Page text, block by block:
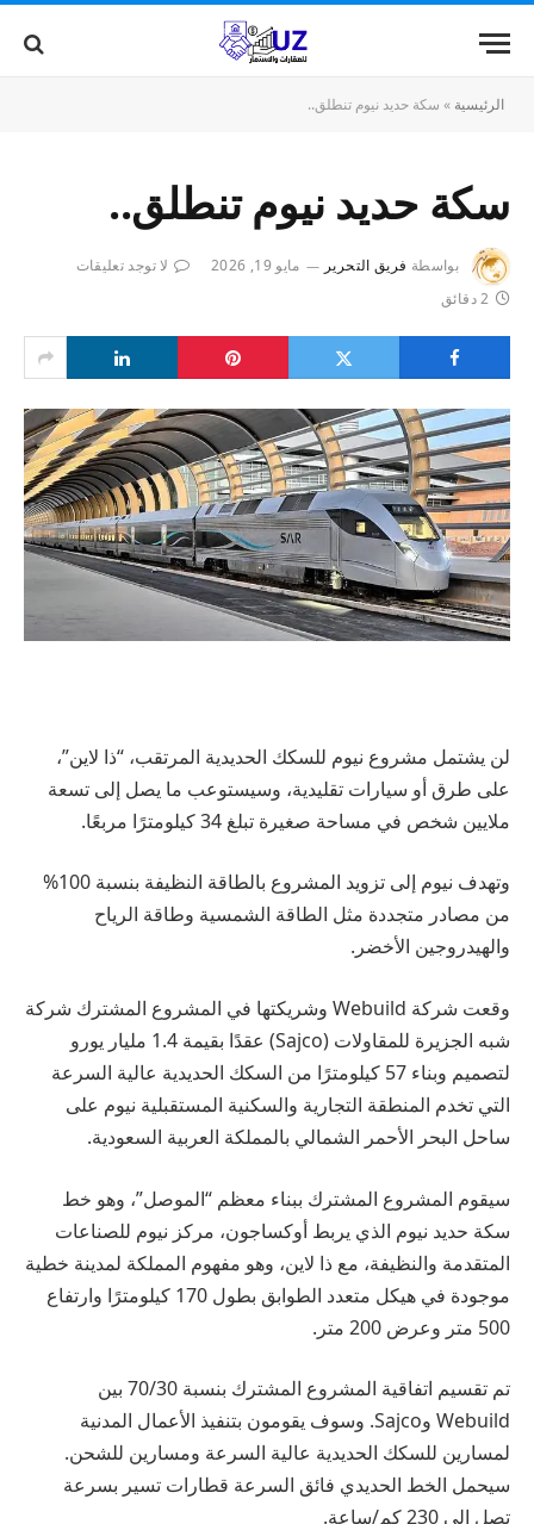
الرئيسية » سكة حديد نيوم تنطلق..
سكة حديد نيوم تنطلق..
بواسطة فريق التحرير مايو 19, 2026
لا توجد تعليقات
2 دقائق
لن يشتمل مشروع نيوم للسكك الحديدية المرتقب، “ذا لاين”،
على طرق أو سيارات تقليدية، وسيستوعب ما يصل إلى تسعة
ملايين شخص في مساحة صغيرة تبلغ 34 كيلومترًا مربعًا.
وتهدف نيوم إلى تزويد المشروع بالطاقة النظيفة بنسبة 100%
من مصادر متجددة مثل الطاقة الشمسية وطاقة الرياح
والهيدروجين الأخضر.
وقعت شركة Webuild وشريكتها في المشروع المشترك شركة
شبه الجزيرة للمقاولات (Sajco) عقدًا بقيمة 1.4 مليار يورو
لتصميم وبناء 57 كيلومترًا من السكك الحديدية عالية السرعة
التي تخدم المنطقة التجارية والسكنية المستقبلية نيوم على
ساحل البحر الأحمر الشمالي بالمملكة العربية السعودية.
سيقوم المشروع المشترك ببناء معظم “الموصل”، وهو خط
سكة حديد نيوم الذي يربط أوكساجون، مركز نيوم للصناعات
المتقدمة والنظيفة، مع ذا لاين، وهو مفهوم المملكة لمدينة خطية
موجودة في هيكل متعدد الطوابق بطول 170 كيلومترًا وارتفاع
500 متر وعرض 200 متر.
تم تقسيم اتفاقية المشروع المشترك بنسبة 70/30 بين
Webuild وSajco. وسوف يقومون بتنفيذ الأعمال المدنية
لمسارين للسكك الحديدية عالية السرعة ومسارين للشحن.
سيحمل الخط الحديدي فائق السرعة قطارات تسير بسرعة
تصل إلى 230 كم/ساعة.